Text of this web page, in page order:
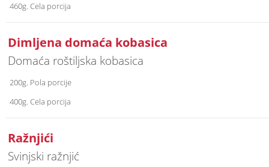
460g. Cela porcija
Dimljena domaća kobasica
Domaća roštiljska kobasica
200g. Pola porcije
400g. Cela porcija
Ražnjići
Svinjski ražnjić